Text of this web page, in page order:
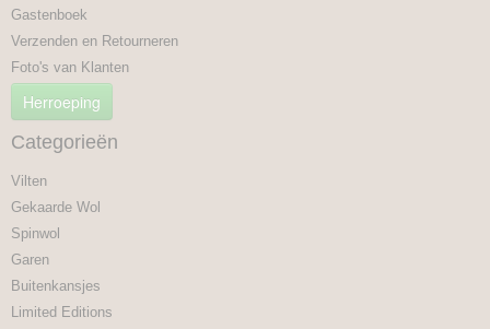
Gastenboek
Verzenden en Retourneren
Foto's van Klanten
Herroeping
Categorieën
Vilten
Gekaarde Wol
Spinwol
Garen
Buitenkansjes
Limited Editions